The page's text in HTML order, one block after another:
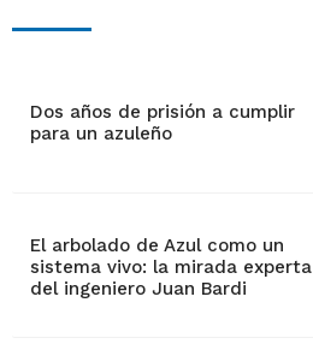
Dos años de prisión a cumplir
para un azuleño
El arbolado de Azul como un
sistema vivo: la mirada experta
del ingeniero Juan Bardi